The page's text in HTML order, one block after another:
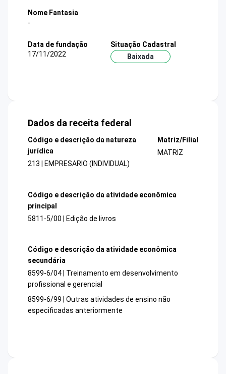
Nome Fantasia
-
Data de fundação
17/11/2022
Situação Cadastral
Baixada
Dados da receita federal
Código e descrição da natureza
jurídica
213 | EMPRESARIO (INDIVIDUAL)
Matriz/Filial
MATRIZ
Código e descrição da atividade econômica
principal
5811-5/00 | Edição de livros
Código e descrição da atividade econômica
secundária
8599-6/04 | Treinamento em desenvolvimento
profissional e gerencial
8599-6/99 | Outras atividades de ensino não
especificadas anteriormente